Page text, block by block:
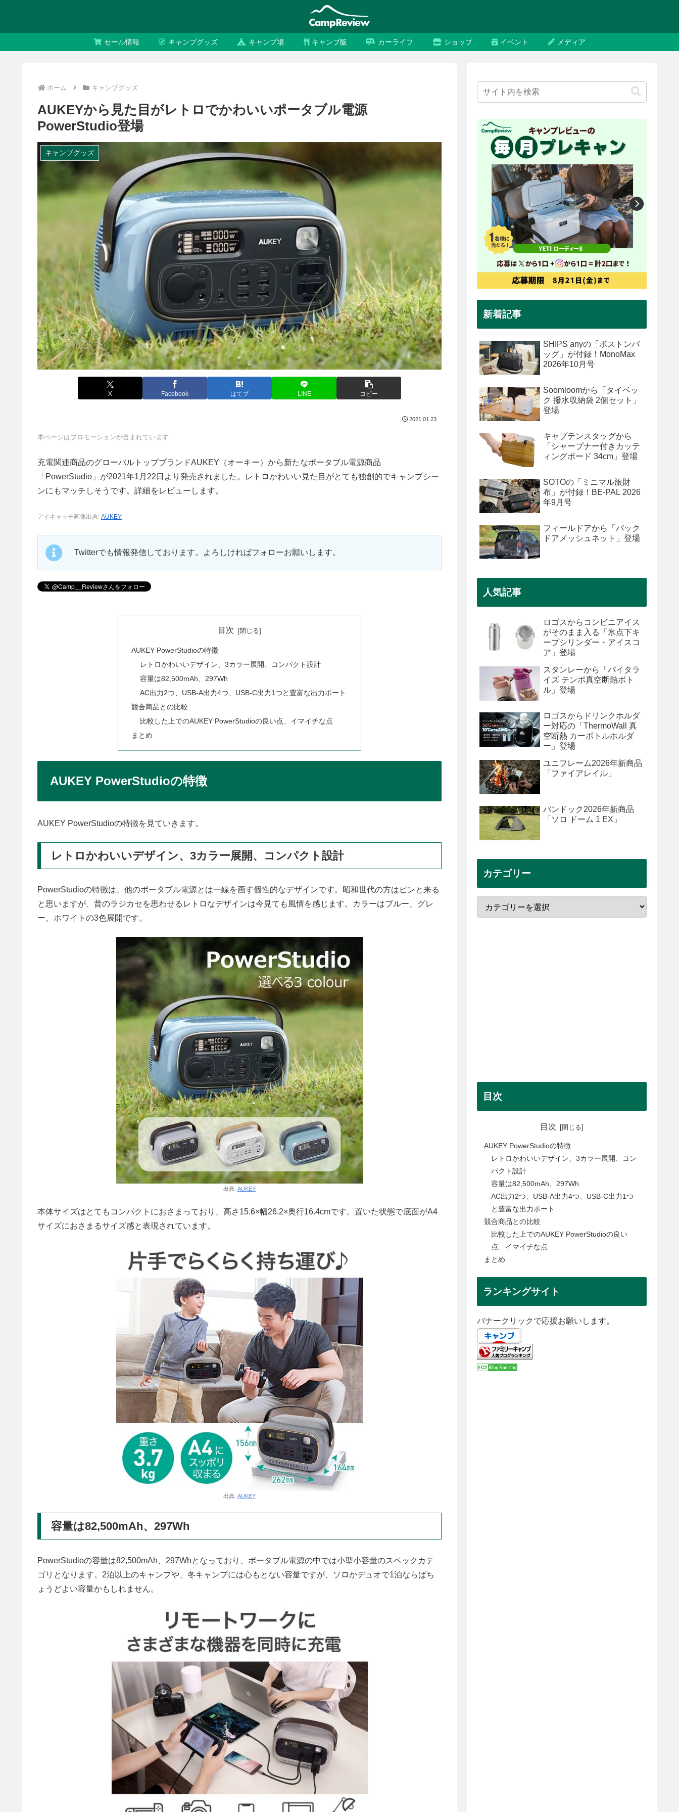
セール情報 キャンプグッズ キャンプ場 キャンプ飯 カーライフ ショップ イベント メディア
ホーム キャンプグッズ
AUKEYから見た目がレトロでかわいいポータブル電源
PowerStudio登場
キャンプグッズ
X Facebook はてブ LINE コピー
2021.01.23
本ページはプロモーションが含まれています
充電関連商品のグローバルトップブランドAUKEY（オーキー）から新たなポータブル電源商品
「PowerStudio」が2021年1月22日より発売されました。レトロかわいい見た目がとても独創的でキャンプシー
ンにもマッチしそうです。詳細をレビューします。
アイキャッチ画像出典: AUKEY
Twitterでも情報発信しております。よろしければフォローお願いします。
目次
AUKEY PowerStudioの特徴
レトロかわいいデザイン、3カラー展開、コンパクト設計
容量は82,500mAh、297Wh
AC出力2つ、USB-A出力4つ、USB-C出力1つと豊富な出力ポート
競合商品との比較
比較した上でのAUKEY PowerStudioの良い点、イマイチな点
まとめ
AUKEY PowerStudioの特徴
AUKEY PowerStudioの特徴を見ていきます。
レトロかわいいデザイン、3カラー展開、コンパクト設計
PowerStudioの特徴は、他のポータブル電源とは一線を画す個性的なデザインです。昭和世代の方はピンと来る
と思いますが、昔のラジカセを思わせるレトロなデザインは今見ても風情を感じます。カラーはブルー、グレ
ー、ホワイトの3色展開です。
出典: AUKEY
本体サイズはとてもコンパクトにおさまっており、高さ15.6×幅26.2×奥行16.4cmです。置いた状態で底面がA4
サイズにおさまるサイズ感と表現されています。
出典: AUKEY
容量は82,500mAh、297Wh
PowerStudioの容量は82,500mAh、297Whとなっており、ポータブル電源の中では小型小容量のスペックカテ
ゴリとなります。2泊以上のキャンプや、冬キャンプには心もとない容量ですが、ソロかデュオで1泊ならばち
ょうどよい容量かもしれません。
新着記事
SHIPS anyの「ボストンバ
ッグ」が付録！MonoMax
2026年10月号
Soomloomから「タイベッ
ク 撥水収納袋 2個セット」
登場
キャプテンスタッグから
「シャープナー付きカッテ
ィングボード 34cm」登場
SOTOの「ミニマル旅財
布」が付録！BE-PAL 2026
年9月号
フィールドアから「バック
ドアメッシュネット」登場
人気記事
ロゴスからコンビニアイス
がそのまま入る「氷点下キ
ープシリンダー・アイスコ
ア」登場
スタンレーから「バイタラ
イズ テンポ真空断熱ボト
ル」登場
ロゴスからドリンクホルダ
ー対応の「ThermoWall 真
空断熱 カーボトルホルダ
ー」登場
ユニフレーム2026年新商品
「ファイアレイル」
バンドック2026年新商品
「ソロ ドーム 1 EX」
カテゴリー
目次
目次
AUKEY PowerStudioの特徴
レトロかわいいデザイン、3カラー展開、コン
パクト設計
容量は82,500mAh、297Wh
AC出力2つ、USB-A出力4つ、USB-C出力1つ
と豊富な出力ポート
競合商品との比較
比較した上でのAUKEY PowerStudioの良い
点、イマイチな点
まとめ
ランキングサイト
バナークリックで応援お願いします。